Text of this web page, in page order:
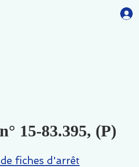
15-83.395, (P)
fiches d'arrêt